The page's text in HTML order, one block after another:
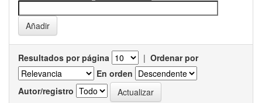
Resultados por página | Ordenar por
En orden
Autor/registro